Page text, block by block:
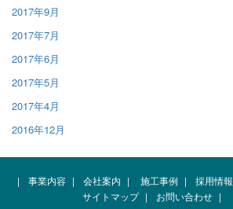
2017年9月
2017年7月
2017年6月
2017年5月
2017年4月
2016年12月
| 事業内容 | 会社案内 | 施工事例 | 採用情報
サイトマップ | お問い合わせ |